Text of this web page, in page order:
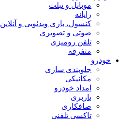
موبایل و تبلت
رایانه
کنسول، بازی‌ ویدئویی و آنلاین
صوتی و تصویری
تلفن رومیزی
متفرقه
خودرو
جلوبندی سازی
مکانیکی
امداد خودرو
باربری
صافکاری
تاکسی تلفنی